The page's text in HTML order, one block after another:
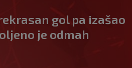
gol pa izašao
je odmah